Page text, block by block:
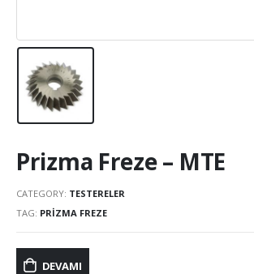
Prizma Freze – MTE
CATEGORY: TESTERELER
TAG: PRIZMA FREZE
DEVAMI